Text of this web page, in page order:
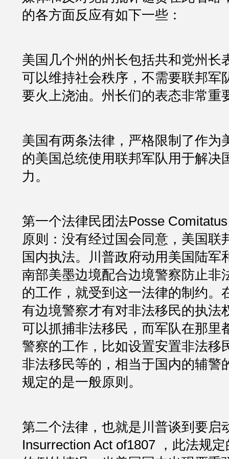
的各方面反应有如下一些：
美国几个州的州长包括共和党州长
可以维持社会秩序，不需要联邦军
要火上浇油。州长们的表态非常重
美国有两条法律，严格限制了作为
的美国总统使用联邦军队用于解决
力。
第一个法律民团法Posse
原则：没有经过国会同意，美国联
国内执法。川普政府动用美国陆军
南部美墨边境配合边境警察防止非
的工作，就受到这一法律的制约。
有边境警察才有对非法移民的执法
可以抓捕非法移民，而军队在那里
警察的工作，比如设置安置非法移
非法移民等的，相当于国内的辅警
规定的是一般原则。
第二个法律，也就是川普谈到要启
Insurrection Act of1807 ，此法规